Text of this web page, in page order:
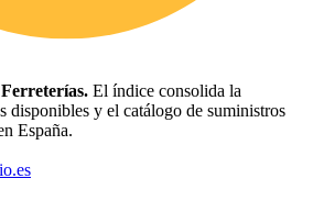
El índice consolida la
disponibles y el catálogo de suministros
España.